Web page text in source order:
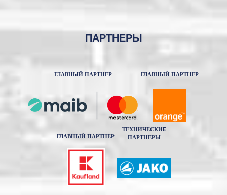
ПАРТНЕРЫ
ГЛАВНЫЙ ПАРТНЕР ГЛАВНЫЙ ПАРТНЕР
ГЛАВНЫЙ ПАРТНЕР
ТЕХНИЧЕСКИE
ПАРТНЕРЫ